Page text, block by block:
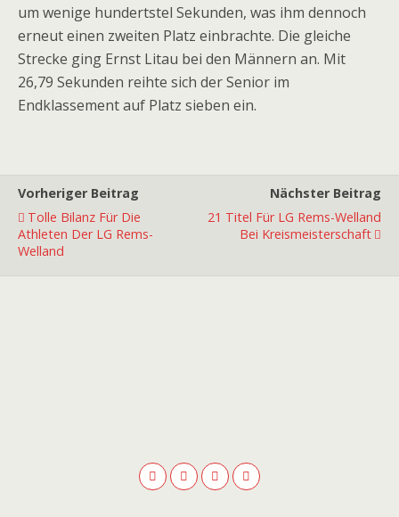
um wenige hundertstel Sekunden, was ihm dennoch
erneut einen zweiten Platz einbrachte. Die gleiche
Strecke ging Ernst Litau bei den Männern an. Mit
26,79 Sekunden reihte sich der Senior im
Endklassement auf Platz sieben ein.
Vorheriger Beitrag
Tolle Bilanz Für Die
Athleten Der LG Rems-
Welland
Nächster Beitrag
21 Titel Für LG Rems-Welland
Bei Kreismeisterschaft